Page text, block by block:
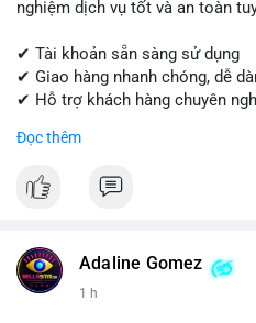
nghiệm dịch vụ tốt và an toàn
✔ Tài khoản sẵn sàng sử dụng
✔ Giao hàng nhanh chóng, dễ
✔ Hỗ trợ khách hàng chuyên
Liên hệ ngay để được tư vấn và
💬 Telegram: @SellsSMM
#sellssmm
Đọc thêm
Adaline Gomez
1 h